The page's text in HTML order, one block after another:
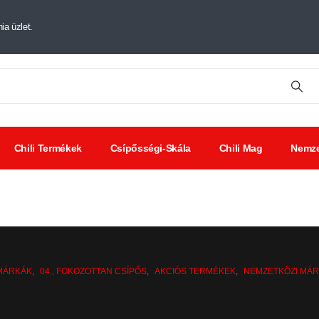
üzlet.
Chili Termékek Csípősségi-Skála Chili Mag
04., FOKOZOTTAN CSÍPŐS AKCIÓS TERMÉKEK NEMZETKÖZI